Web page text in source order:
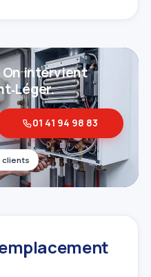
clients
On intervient
01 41 94 98 83